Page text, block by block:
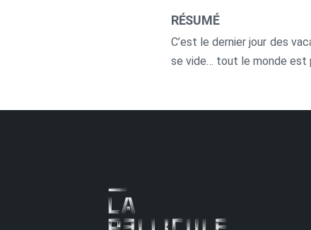
RÉSUMÉ
C’est le dernier jour des
se vide… tout le monde est